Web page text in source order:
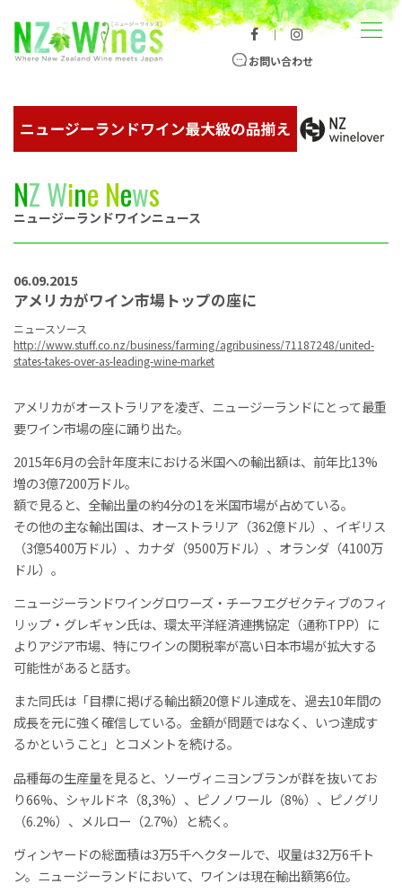
ニュージーランドワイン総合サイト
｜
お問い合わせ
メニュー
NZWine News
ニュージーランドワインニュース
06.09.2015
アメリカがワイン市場トップの座に
ニュースソース
http://www.stuff.co.nz/business/farming/agribusiness/71187248/united-
states-takes-over-as-leading-wine-market
アメリカがオーストラリアを凌ぎ、ニュージーランドにとって最重
要ワイン市場の座に踊り出た。
2015年6月の会計年度末における米国への輸出額は、前年比13%
増の3億7200万ドル。
額で見ると、全輸出量の約4分の1を米国市場が占めている。
その他の主な輸出国は、オーストラリア（362億ドル）、イギリス
（3億5400万ドル）、カナダ（9500万ドル）、オランダ（4100万
ドル）。
ニュージーランドワイングロワーズ・チーフエグゼクティブのフィ
リップ・グレギャン氏は、環太平洋経済連携協定（通称TPP）に
よりアジア市場、特にワインの関税率が高い日本市場が拡大する
可能性があると話す。
また同氏は「目標に掲げる輸出額20億ドル達成を、過去10年間の
成長を元に強く確信している。金額が問題ではなく、いつ達成す
るかということ」とコメントを続ける。
品種毎の生産量を見ると、ソーヴィニヨンブランが群を抜いてお
り66%、シャルドネ（8,3%）、ピノノワール（8%）、ピノグリ
（6.2%）、メルロー（2.7%）と続く。
ヴィンヤードの総面積は3万5千ヘクタールで、収量は32万6千ト
ン。ニュージーランドにおいて、ワインは現在輸出額第6位。